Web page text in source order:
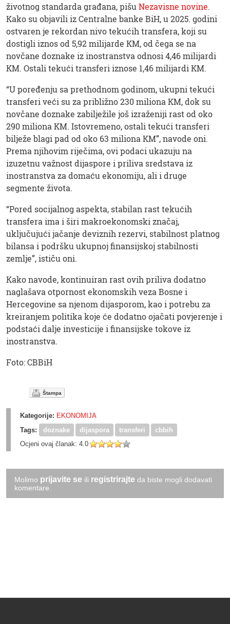
životnog standarda građana, pišu Nezavisne novine.
Kako su objavili iz Centralne banke BiH, u 2025. godini
ostvaren je rekordan nivo tekućih transfera, koji su
dostigli iznos od 5,92 milijarde KM, od čega se na
novčane doznake iz inostranstva odnosi 4,46 milijardi
KM. Ostali tekući transferi iznose 1,46 milijardi KM.
“U poređenju sa prethodnom godinom, ukupni tekući
transferi veći su za približno 230 miliona KM, dok su
novčane doznake zabilježile još izraženiji rast od oko
290 miliona KM. Istovremeno, ostali tekući transferi
bilježe blagi pad od oko 63 miliona KM”, navode oni.
Prema njihovim riječima, ovi podaci ukazuju na
izuzetnu važnost dijaspore i priliva sredstava iz
inostranstva za domaću ekonomiju, ali i druge
segmente života.
“Pored socijalnog aspekta, stabilan rast tekućih
transfera ima i širi makroekonomski značaj,
uključujući jačanje deviznih rezervi, stabilnost platnog
bilansa i podršku ukupnoj finansijskoj stabilnosti
zemlje”, ističu oni.
Kako navode, kontinuiran rast ovih priliva dodatno
naglašava otpornost ekonomskih veza Bosne i
Hercegovine sa njenom dijasporom, kao i potrebu za
kreiranjem politika koje će dodatno ojačati povjerenje i
podstaći dalje investicije i finansijske tokove iz
inostranstva.
Foto: CBBiH
Štampa
Kategorije: EKONOMIJA
Tags:
doznake dijaspora transferi
cbbih
Ocjeni ovaj članak: 4.0
Molimo prijavite se ili registrirajte da biste mogli dodavati
komentare.